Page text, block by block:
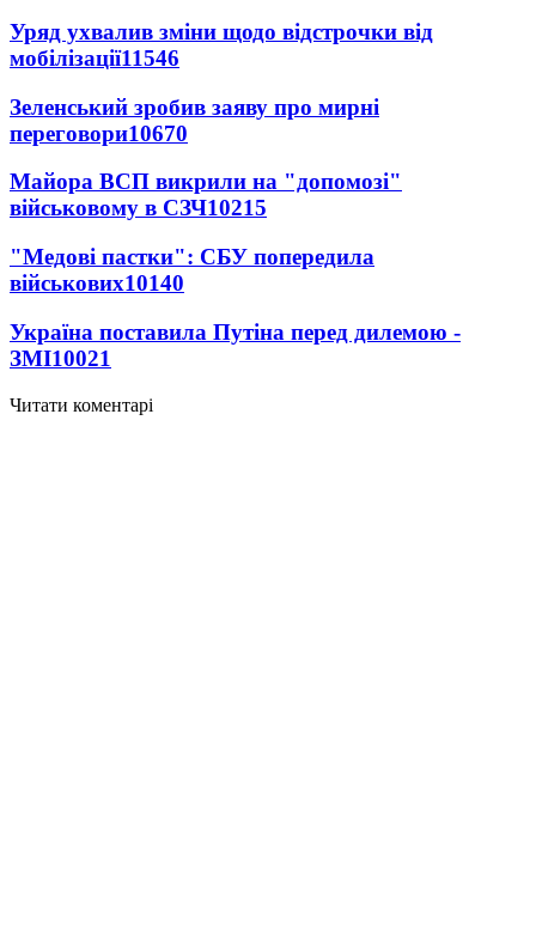
Уряд ухвалив зміни щодо відстрочки від
мобілізації11546
Зеленський зробив заяву про мирні
переговори10670
Майора ВСП викрили на "допомозі"
військовому в СЗЧ10215
"Медові пастки": СБУ попередила
військових10140
Україна поставила Путіна перед дилемою -
ЗМІ10021
Читати коментарі